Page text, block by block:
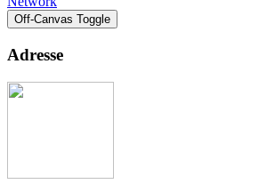
Off-Canvas Toggle
Adresse